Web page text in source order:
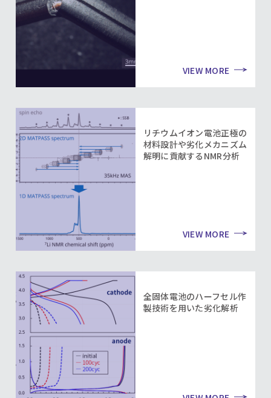
VIEW MORE
リチウムイオン電池正極の
材料設計や劣化メカニズム
解明に貢献するNMR分析
VIEW MORE
全固体電池のハーフセル作
製技術を用いた劣化解析